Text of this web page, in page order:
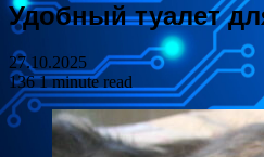
Удобный туалет
27.10.2025
1361 minute read